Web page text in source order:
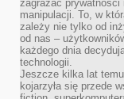
zagrażać prywatności
manipulacji. To, w
zależy nie tylko od
od nas –
każdego dnia
technologii.
Jeszcze kilka lat
kojarzyła się przede